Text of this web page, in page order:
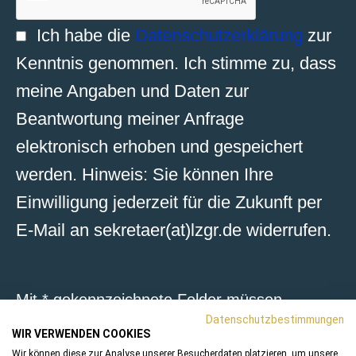
Ich habe die Datenschutzerklärung zur
Kenntnis genommen. Ich stimme zu, dass
meine Angaben und Daten zur
Beantwortung meiner Anfrage
elektronisch erhoben und gespeichert
werden. Hinweis: Sie können Ihre
Einwilligung jederzeit für die Zukunft per
E-Mail an sekretaer(at)lzgr.de widerrufen.
Mit * gekennzeichnete Felder müssen
Datenschutzbestimmungen
WIR VERWENDEN COOKIES
Wir können diese zur Analyse unserer Besucherdaten platzieren, um unsere